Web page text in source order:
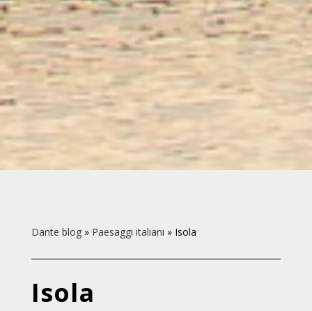
Dante blog» Paesaggi italiani » Isola
Isola